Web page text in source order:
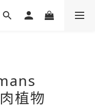
植物